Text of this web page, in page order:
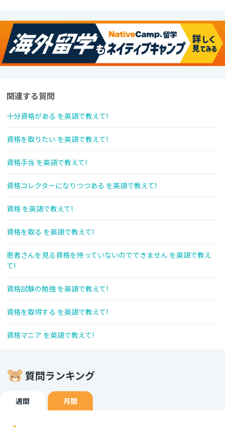
関連する質問
十分資格がある を英語で教えて!
資格を取りたい を英語で教えて!
資格手当 を英語で教えて!
資格コレクターになりつつある を英語で教えて!
資格 を英語で教えて!
資格を取る を英語で教えて!
患者さんを見る資格を持っていないのでできません を英語で教え
て!
資格試験の勉強 を英語で教えて!
資格を取得する を英語で教えて!
資格マニア を英語で教えて!
質問ランキング
週間 月間